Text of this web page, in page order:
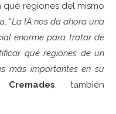
regiones del mismo
“La IA nos da ahora una
enorme para tratar de
qué regiones de un
más importantes en su
Cremades, también